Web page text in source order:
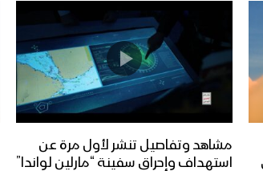
مشاهد وتفاصيل تنشر لأول مرة عن
استهداف وإحراق سفينة “مارلين لواندا”